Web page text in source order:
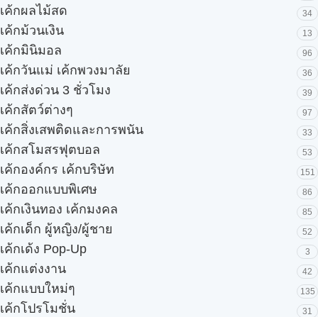
เค้กผลไม้สด 34
เค้กม้วนเงิน 13
เค้กมินิมอล 96
เค้กวันแม่ เค้กพวงมาลัย 36
เค้กส่งด่วน 3 ชั่วโมง 39
เค้กสัตว์ต่างๆ 97
เค้กสิ่งเสพติดและการพนัน 33
เค้กสโมสรฟุตบอล 53
เค้กองค์กร เค้กบริษัท 151
เค้กออกแบบพิเศษ 86
เค้กเงินทอง เค้กมงคล 85
เค้กเด็ก ผู้หญิง/ผู้ชาย 52
เค้กเด้ง Pop-Up 3
เค้กแต่งงาน 42
เค้กแบบใหม่ๆ 135
เค้กโปรโมชั่น 31